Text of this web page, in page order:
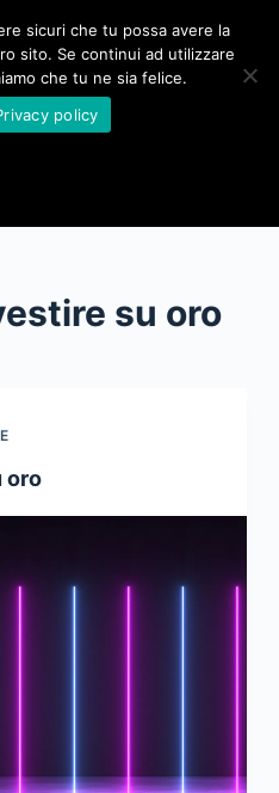
su oro
oro
sicuri che tu possa avere la
sito. Se continui ad utilizzare
che tu ne sia felice.
policy